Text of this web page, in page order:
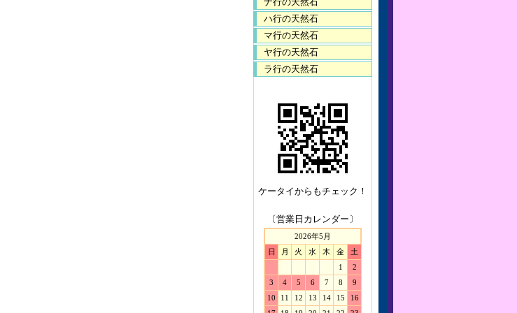
ハ行の天然石
マ行の天然石
ヤ行の天然石
ラ行の天然石
ケータイからもチェック！
〔営業日カレンダー〕
2026年5月
日
月 火 水 木 金
土
1
2
3
4 5 6 7 8
9
10
11 12 13 14 15
16